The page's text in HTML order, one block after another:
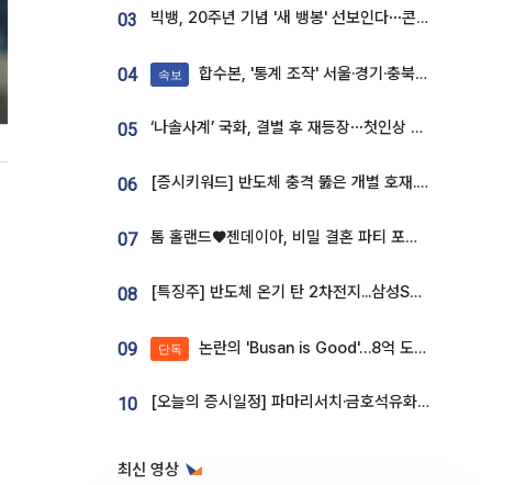
03 빅뱅, 20주년 기념 '새 뱅봉' 선보인다⋯콘서트 앞두고 팝업 개최
04 속보 합수본, '통계 조작' 서울·경기·충북 선관위 등 추가 압수수색
05 ‘나솔사계’ 국화, 결별 후 재등장⋯첫인상 투표 휩쓸고 ‘인기녀’ 등극
06 [증시키워드] 반도체 충격 뚫은 개별 호재...포스코퓨처엠·에코프로·한화솔루션 '눈길'
07 톰 홀랜드♥젠데이아, 비밀 결혼 파티 포착⋯호텔 대관비만 9억
08 [특징주] 반도체 온기 탄 2차전지...삼성SDI, 장 초반 7% 넘게 껑충
09 단독 논란의 'Busan is Good'…8억 도시브랜드, 용산 대통령실 CI 업체가 수행
10 [오늘의 증시일정] 파마리서치·금호석유화학·코오롱인더·상상인증권 등
최신 영상